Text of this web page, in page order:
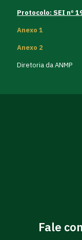
Protocolo: SEI nº
Anexo 1
Anexo 2
Diretoria da ANMP
Fale